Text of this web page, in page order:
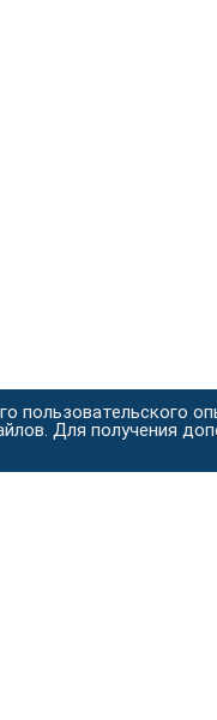
пользовательского
Для получения